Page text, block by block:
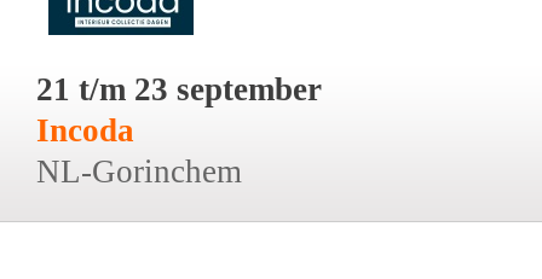
21 t/m 23 september
Incoda
NL-Gorinchem